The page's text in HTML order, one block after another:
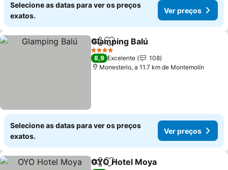
Selecione as datas para ver os preços
exatos.
Ver preços
PartilharAdicionar aos favoritos
Glamping Balú
4 Estrelas
8,9 Excelente
108
Monesterio, a 11.7 km de Montemolín
Selecione as datas para ver os preços
exatos.
Ver preços
PartilharAdicionar aos favoritos
OYO Hotel Moya